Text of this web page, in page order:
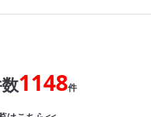
1148件